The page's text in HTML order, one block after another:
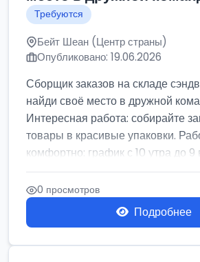
Требуются
Бейт Шеан (Центр страны)
Опубликовано: 19.06.2026
Сборщик заказов на складе
найди своё место в дружной
Интересная работа: собирайте
товары в красивые упаковки.
комфортно: график с 10 утра до 9
0 просмотров
Подробнее